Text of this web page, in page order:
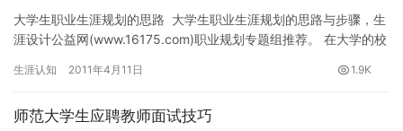
大学生职业生涯规划的思路 大学生职业生涯规划的思路与步骤，生
涯设计公益网(www.16175.com)职业规划专题组推荐。 在大学的校
生涯认知 2011年4月11日 1.9K
师范大学生应聘教师面试技巧